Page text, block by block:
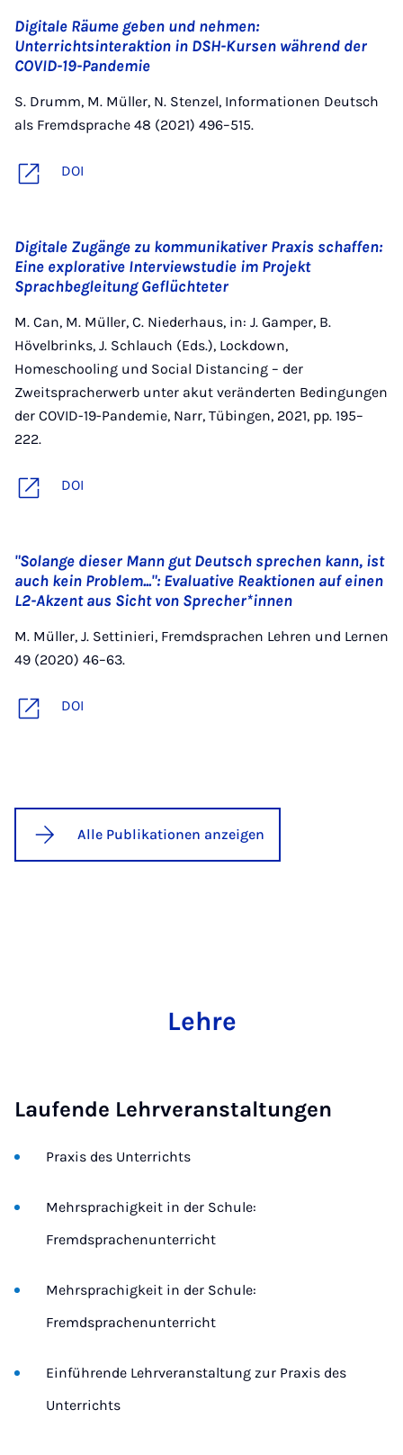
Digitale Räume geben und nehmen:
Unterrichtsinteraktion in DSH-Kursen während der
COVID-19-Pandemie
S. Drumm, M. Müller, N. Stenzel, Informationen Deutsch
als Fremdsprache 48 (2021) 496–515.
DOI
Digitale Zugänge zu kommunikativer Praxis schaffen:
Eine explorative Interviewstudie im Projekt
Sprachbegleitung Geflüchteter
M. Can, M. Müller, C. Niederhaus, in: J. Gamper, B.
Hövelbrinks, J. Schlauch (Eds.), Lockdown,
Homeschooling und Social Distancing – der
Zweitspracherwerb unter akut veränderten Bedingungen
der COVID-19-Pandemie, Narr, Tübingen, 2021, pp. 195–
222.
DOI
"Solange dieser Mann gut Deutsch sprechen kann, ist
auch kein Problem...": Evaluative Reaktionen auf einen
L2-Akzent aus Sicht von Sprecher*innen
M. Müller, J. Settinieri, Fremdsprachen Lehren und Lernen
49 (2020) 46–63.
DOI
Alle Publikationen anzeigen
Lehre
Laufende Lehrveranstaltungen
Praxis des Unterrichts
Mehrsprachigkeit in der Schule:
Fremdsprachenunterricht
Mehrsprachigkeit in der Schule:
Fremdsprachenunterricht
Einführende Lehrveranstaltung zur Praxis des
Unterrichts